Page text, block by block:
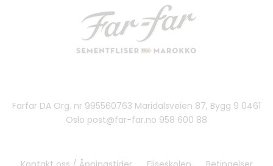
Farfar DA Org. nr 995560763 Maridalsveien 87, Bygg 9 0461
Oslo post@far-far.no 958 600 88